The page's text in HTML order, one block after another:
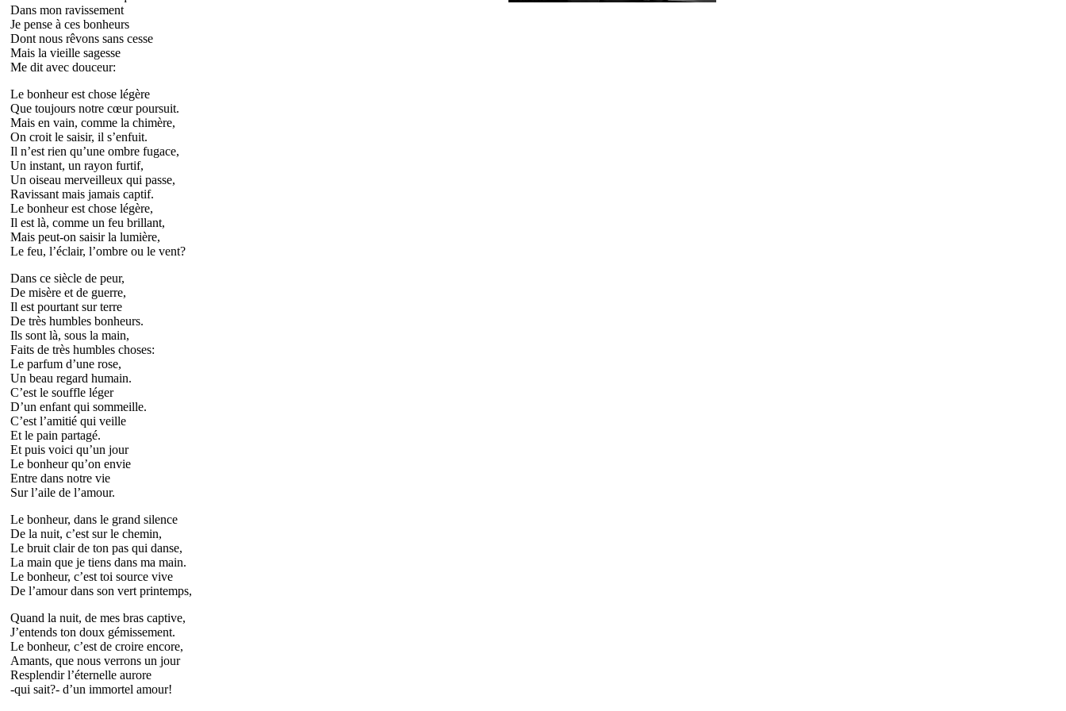
Dans mon ravissement
Je pense à ces bonheurs
Dont nous rêvons sans cesse
Mais la vieille sagesse
Me dit avec douceur:
Le bonheur est chose légère
Que toujours notre cœur poursuit.
Mais en vain, comme la chimère,
On croit le saisir, il s’enfuit.
Il n’est rien qu’une ombre fugace,
Un instant, un rayon furtif,
Un oiseau merveilleux qui passe,
Ravissant mais jamais captif.
Le bonheur est chose légère,
Il est là, comme un feu brillant,
Mais peut-on saisir la lumière,
Le feu, l’éclair, l’ombre ou le vent?
Dans ce siècle de peur,
De misère et de guerre,
Il est pourtant sur terre
De très humbles bonheurs.
Ils sont là, sous la main,
Faits de très humbles choses:
Le parfum d’une rose,
Un beau regard humain.
C’est le souffle léger
D’un enfant qui sommeille.
C’est l’amitié qui veille
Et le pain partagé.
Et puis voici qu’un jour
Le bonheur qu’on envie
Entre dans notre vie
Sur l’aile de l’amour.
Le bonheur, dans le grand silence
De la nuit, c’est sur le chemin,
Le bruit clair de ton pas qui danse,
La main que je tiens dans ma main.
Le bonheur, c’est toi source vive
De l’amour dans son vert printemps,
Quand la nuit, de mes bras captive,
J’entends ton doux gémissement.
Le bonheur, c’est de croire encore,
Amants, que nous verrons un jour
Resplendir l’éternelle aurore
-qui sait?- d’un immortel amour!